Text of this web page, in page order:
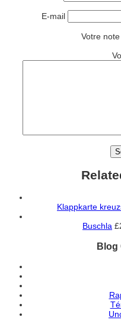
E-mail
Votre note
Klappkarte
Buschla £
Blog